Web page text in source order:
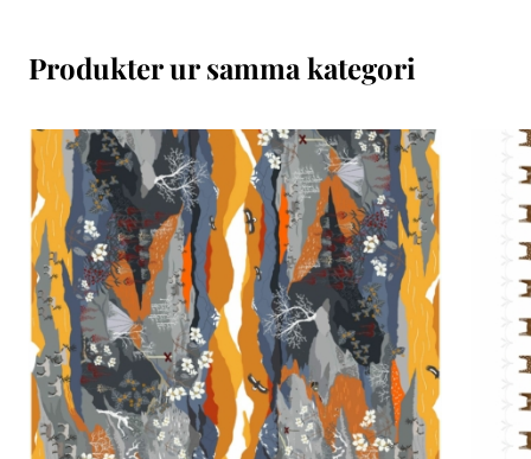
Produkter ur samma kategori